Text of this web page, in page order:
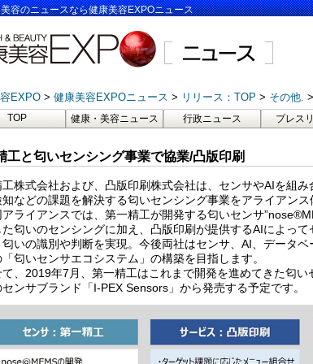
容のニュースなら健康美容EXPOニュース
EXPO 健康美容EXPOニュース リリース：TOP その他.
TOP 健康・美容ニュース 行政ニュース プレス
工と匂いセンシング事業で協業/凸版印刷
株式会社および、凸版印刷株式会社は、センサやAIを組
などの課題を解決する匂いセンシング事業をアライアン
アライアンスでは、第一精工が開発する匂いセンサ
匂いのセンシングに加え、凸版印刷が提供するAIによって
匂いの識別や判断を実現。今後両社はセンサ、AI、データ
匂いセンサエコシステム」の構築を目指します。
て、2019年7月、第一精工はこれまで開発を進めてきた匂
ンサブランド「I-PEX Sensors」から発売する予定です。